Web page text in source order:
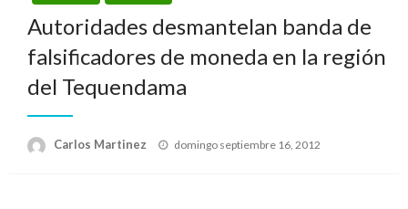
Autoridades desmantelan banda de
falsificadores de moneda en la región
del Tequendama
Carlos Martinez
Publicado
domingo septiembre 16, 2012